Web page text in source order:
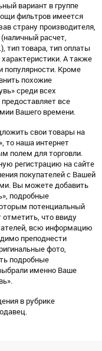
вариант в группе
фильтров имеется
страну производителя,
расчет,
тип товара, тип оплаты
А также
популярности. Кроме
похожие
среди всех
все
Вашего времени.
свои товары на
то наша интернет
полем для торговли.
регистрацию на сайте
покупателей с Вашей
Вы можете добавить
подробные
потенциальный
что ввиду
всю информацию
преподнести
фото,
подробные
именно Ваше
в рубрике